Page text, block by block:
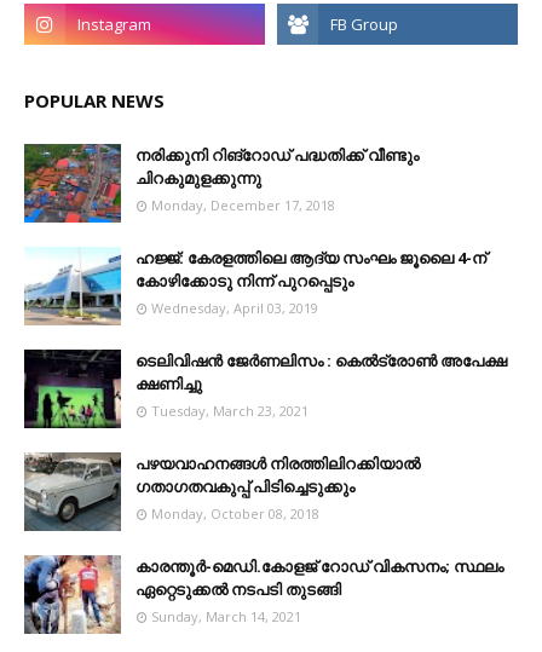
POPULAR NEWS
നരിക്കുനി റിങ്റോഡ് പദ്ധതിക്ക് വീണ്ടും
ചിറകുമുളക്കുന്നു
Monday, December 17, 2018
ഹജ്ജ്: കേരളത്തിലെ ആദ്യ സംഘം ജൂലൈ 4-ന്
കോഴിക്കോടു നിന്ന് പുറപ്പെടും
Wednesday, April 03, 2019
ടെലിവിഷന്‍ ജേര്‍ണലിസം : കെല്‍ട്രോണ്‍ അപേക്ഷ
ക്ഷണിച്ചു
Tuesday, March 23, 2021
പഴയവാഹനങ്ങള്‍ നിരത്തിലിറക്കിയാല്‍
ഗതാഗതവകുപ്പ് പിടിച്ചെടുക്കും
Monday, October 08, 2018
കാരന്തൂർ-മെഡി.കോളജ് റോഡ് വികസനം; സ്ഥലം
ഏറ്റെടുക്കൽ നടപടി തുടങ്ങി
Sunday, March 14, 2021